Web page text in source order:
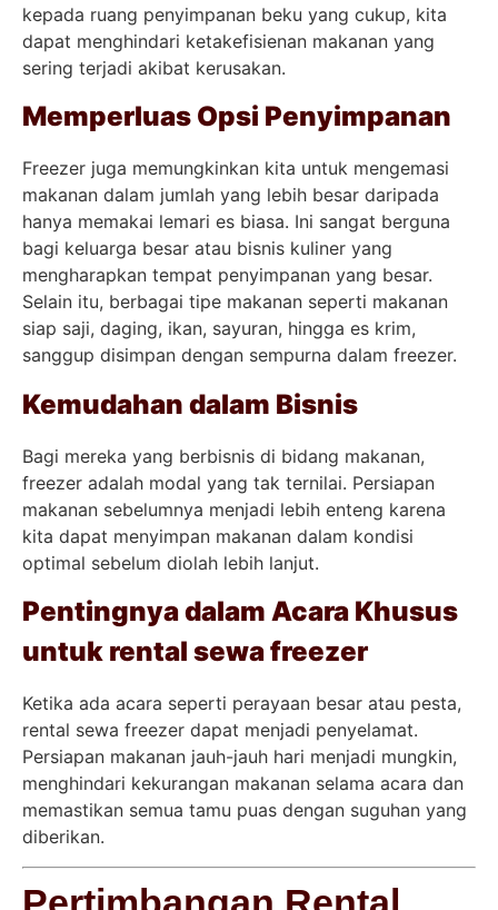
kepada ruang penyimpanan beku yang cukup, kita
dapat menghindari ketakefisienan makanan yang
sering terjadi akibat kerusakan.
Memperluas Opsi Penyimpanan
Freezer juga memungkinkan kita untuk mengemasi
makanan dalam jumlah yang lebih besar daripada
hanya memakai lemari es biasa. Ini sangat berguna
bagi keluarga besar atau bisnis kuliner yang
mengharapkan tempat penyimpanan yang besar.
Selain itu, berbagai tipe makanan seperti makanan
siap saji, daging, ikan, sayuran, hingga es krim,
sanggup disimpan dengan sempurna dalam freezer.
Kemudahan dalam Bisnis
Bagi mereka yang berbisnis di bidang makanan,
freezer adalah modal yang tak ternilai. Persiapan
makanan sebelumnya menjadi lebih enteng karena
kita dapat menyimpan makanan dalam kondisi
optimal sebelum diolah lebih lanjut.
Pentingnya dalam Acara Khusus
untuk rental sewa freezer
Ketika ada acara seperti perayaan besar atau pesta,
rental sewa freezer dapat menjadi penyelamat.
Persiapan makanan jauh-jauh hari menjadi mungkin,
menghindari kekurangan makanan selama acara dan
memastikan semua tamu puas dengan suguhan yang
diberikan.